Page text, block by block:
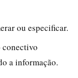
ou especificar.
conectivo
a informação.